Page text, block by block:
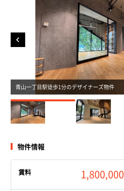
青山一丁目駅徒歩1分のデザイナーズ物件
物件情報
賃料 1,800,000